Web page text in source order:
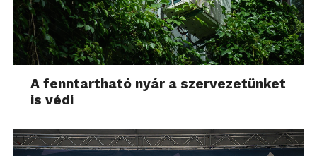
A fenntartható nyár a szervezetünket
is védi